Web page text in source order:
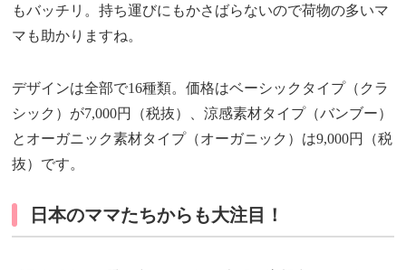
もバッチリ。持ち運びにもかさばらないので荷物の多いマ
マも助かりますね。
デザインは全部で16種類。価格はベーシックタイプ（クラ
シック）が7,000円（税抜）、涼感素材タイプ（バンブー）
とオーガニック素材タイプ（オーガニック）は9,000円（税
抜）です。
日本のママたちからも大注目！